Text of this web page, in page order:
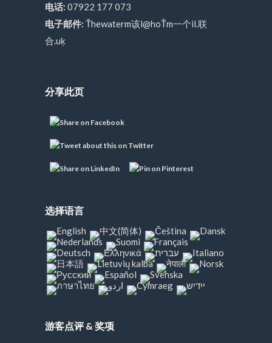
电话: 07922 177 073
电子邮件: Ťhewaterm该l@hoŤm一个il.联
合.uķ
分享此页
选择语言
游客点评 & 奖项